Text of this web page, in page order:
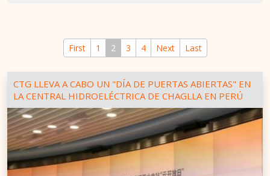
First 1 2 3 4 Next Last
CTG LLEVA A CABO UN "DÍA DE PUERTAS ABIERTAS" EN
LA CENTRAL HIDROELÉCTRICA DE CHAGLLA EN PERÚ